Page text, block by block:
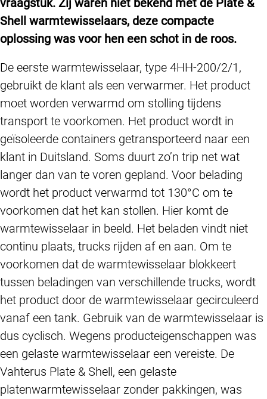
vraagstuk. Zij waren niet bekend met de Plate &
Shell warmtewisselaars, deze compacte
oplossing was voor hen een schot in de roos.
De eerste warmtewisselaar, type 4HH-200/2/1,
gebruikt de klant als een verwarmer. Het product
moet worden verwarmd om stolling tijdens
transport te voorkomen. Het product wordt in
geïsoleerde containers getransporteerd naar een
klant in Duitsland. Soms duurt zo’n trip net wat
langer dan van te voren gepland. Voor belading
wordt het product verwarmd tot 130°C om te
voorkomen dat het kan stollen. Hier komt de
warmtewisselaar in beeld. Het beladen vindt niet
continu plaats, trucks rijden af en aan. Om te
voorkomen dat de warmtewisselaar blokkeert
tussen beladingen van verschillende trucks, wordt
het product door de warmtewisselaar gecirculeerd
vanaf een tank. Gebruik van de warmtewisselaar is
dus cyclisch. Wegens producteigenschappen was
een gelaste warmtewisselaar een vereiste. De
Vahterus Plate & Shell, een gelaste
platenwarmtewisselaar zonder pakkingen, was